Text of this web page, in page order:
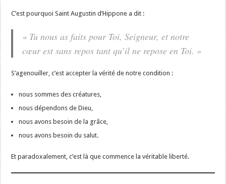
C’est pourquoi Saint Augustin d’Hippone a dit :
« Tu nous as faits pour Toi, Seigneur, et notre
cœur est sans repos tant qu’il ne repose en Toi. »
S’agenouiller, c’est accepter la vérité de notre condition :
nous sommes des créatures,
nous dépendons de Dieu,
nous avons besoin de la grâce,
nous avons besoin du salut.
Et paradoxalement, c’est là que commence la véritable liberté.